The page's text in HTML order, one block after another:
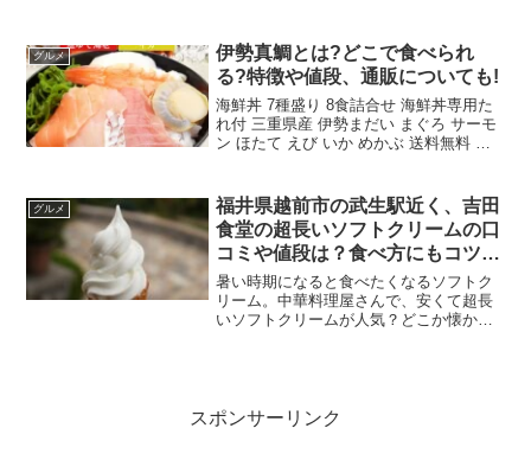
上がりを見せている千葉県富里市。そん
な富...
グルメ
伊勢真鯛とは?どこで食べられ
る?特徴や値段、通販についても!
海鮮丼 7種盛り 8食詰合せ 海鮮丼専用た
れ付 三重県産 伊勢まだい まぐろ サーモ
ン ほたて えび いか めかぶ 送料無料 冷
円（税込、送料別) (202...
グルメ
福井県越前市の武生駅近く、吉田
食堂の超長いソフトクリームの口
コミや値段は？食べ方にもコツ
が？大盛りでも有名、吉田食堂の
その他デカ盛りメニューや値段、
アクセスについても紹介！
暑い時期になると食べたくなるソフトク
リーム。中華料理屋さんで、安くて超長
いソフトクリームが人気？どこか懐かし
スポンサーリンク